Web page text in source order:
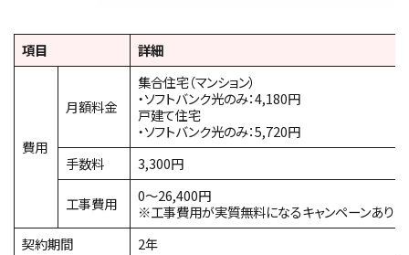
項目 詳細
費用
月額料金
集合住宅（マンション）
・ソフトバンク光のみ：4,180円
戸建て住宅
・ソフトバンク光のみ：5,720円
手数料
3,300円
工事費用
0～26,400円
※工事費用が実質無料になるキャンペーンあり
契約期間
2年